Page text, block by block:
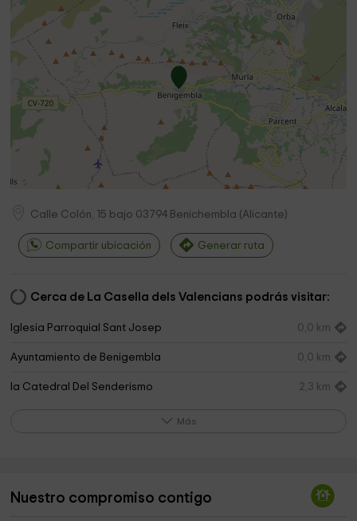
Calle Colón, 15 bajo 03794 Benichembla (Alicante)
Compartir ubicación Generar ruta
Cerca de La Casella dels Valencians podrás visitar:
Iglesia Parroquial Sant Josep 0,0 km
Ayuntamiento de Benigembla 0,0 km
la Catedral Del Senderismo 2,3 km
Ayuntamiento de la Vall de Laguar
Mi-invernadero 4,6 km
Más
Nuestro compromiso contigo